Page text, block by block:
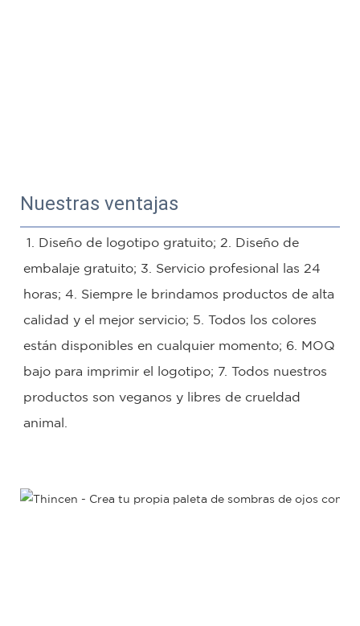
Nuestras ventajas
1. Diseño de logotipo gratuito; 2. Diseño de
embalaje gratuito; 3. Servicio profesional las 24
horas; 4. Siempre le brindamos productos de alta
calidad y el mejor servicio; 5. Todos los colores
están disponibles en cualquier momento; 6. MOQ
bajo para imprimir el logotipo; 7. Todos nuestros
productos son veganos y libres de crueldad
animal.